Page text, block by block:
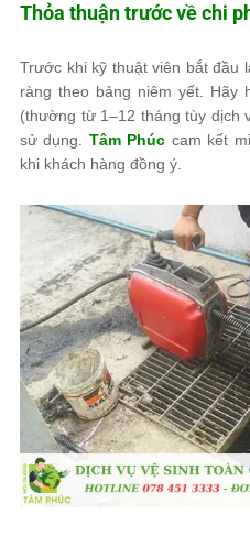
Thỏa thuận trước về chi
Trước khi kỹ thuật viên bắt đầu
ràng theo bảng niêm yết. Hãy
(thường từ 1–12 tháng tùy dịch
sử dụng. Tâm Phúc cam kết
khi khách hàng đồng ý.